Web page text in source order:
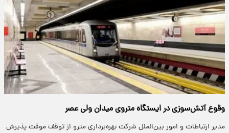
وقوع آتش‌سوزی در ایستگاه متروی میدان ولی عصر
مدیر ارتباطات و امور بین‌الملل شرکت بهره‌برداری مترو از توقف موقت پذیرش